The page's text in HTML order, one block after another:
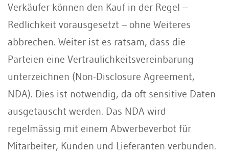
Verkäufer können den Kauf in der Regel –
Redlichkeit vorausgesetzt – ohne Weiteres
abbrechen. Weiter ist es ratsam, dass die
Parteien eine Vertraulichkeitsvereinbarung
unterzeichnen (Non-Disclosure Agreement,
NDA). Dies ist notwendig, da oft sensitive Daten
ausgetauscht werden. Das NDA wird
regelmässig mit einem Abwerbeverbot für
Mitarbeiter, Kunden und Lieferanten verbunden.